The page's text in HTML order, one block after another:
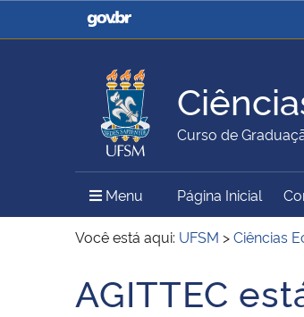
Casa Civil
Ministério da Agricultura,
Pecuária e Abastecimento
Ministério do Meio Ambiente
Secretaria de Governo
Curso de
Menu Menu Principal do Sítio
Página Inicial
Você está aqui: UFSM >Ciências
Início do conteúdo
AGITTEC